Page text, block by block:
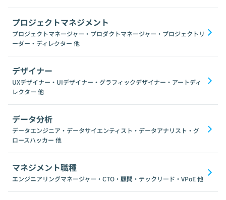
プロジェクトマネジメント
プロジェクトマネージャー・プロダクトマネージャー・プロジェクトリ
ーダー・ディレクター 他
デザイナー
UXデザイナー・UIデザイナー・グラフィックデザイナー・アートディ
レクター 他
データ分析
データエンジニア・データサイエンティスト・データアナリスト・グ
ロースハッカー 他
マネジメント職種
エンジニアリングマネージャー・CTO・顧問・テックリード・VPoE他